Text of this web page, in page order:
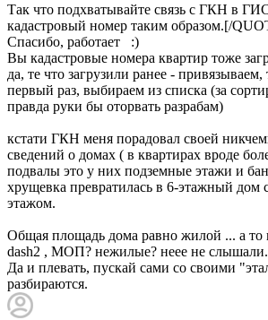
Так что подхватывайте связь с ГКН в
кадастровый номер таким образом.[/
Спасибо, работает :)
Вы кадастровые номера квартир тоже
да, те что загрузили ранее - привязываем,
первый раз, выбираем из списка (за
правда руки бы оторвать разрабам)
кстати ГКН меня порадовал своей
сведений о домах ( в квартирах вроде
подвалы это у них подземные этажи и
хрущевка превратилась в 6-этажный дом
этажом.
Общая площадь дома равно жилой ... а
dash2 , МОП? нежилые? неее не слышали.
Да и плевать, пускай сами со своими
разбираются.